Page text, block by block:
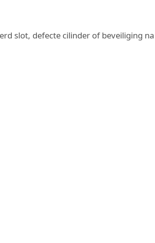
slot, defecte cilinder of beveiliging na